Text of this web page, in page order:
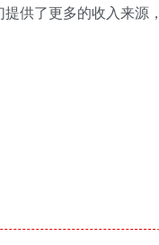
供了更多的收入来源，